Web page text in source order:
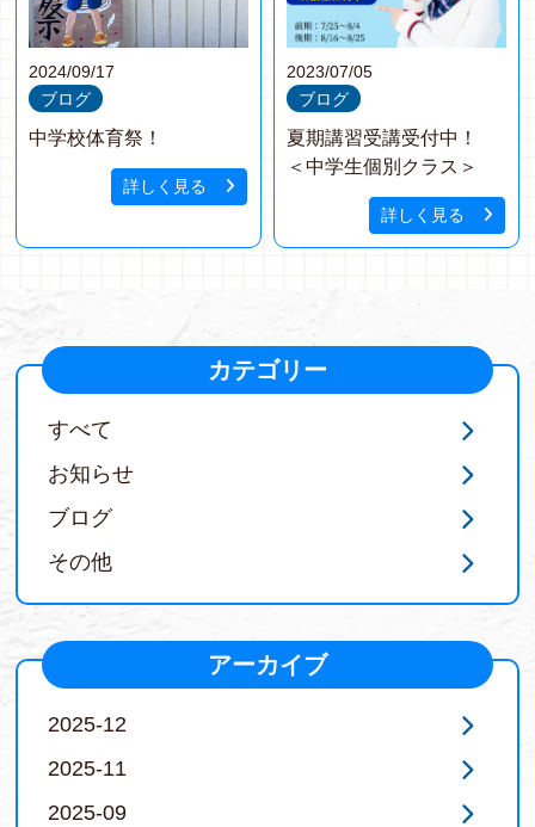
2024/09/17
ブログ
中学校体育祭！
詳しく見る
2023/07/05
ブログ
夏期講習受講受付中！
＜中学生個別クラス＞
詳しく見る
カテゴリー
すべて
お知らせ
ブログ
その他
アーカイブ
2025-12
2025-11
2025-09